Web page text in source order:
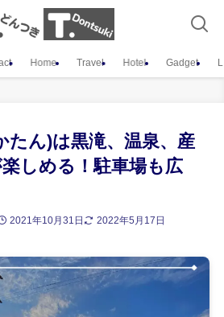
Home Travel Hotel Gadget
たん)は黒滝、温泉、産
しめる！駐車場も広
2021年10月31日 2022年5月17日